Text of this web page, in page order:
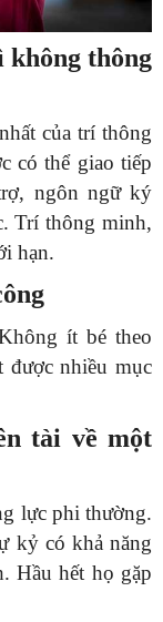
thông
của trí thông
có thể giao tiếp
ngôn ngữ ký
Trí thông minh,
hạn.
ít bé theo
được nhiều mục
tài về một
lực phi thường.
kỷ có khả năng
Hầu hết họ gặp